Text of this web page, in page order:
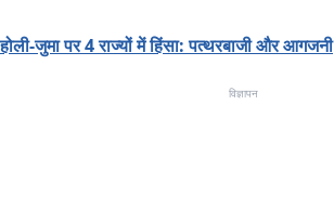
होली-जुमा पर 4 राज्यों में हिंसा: पत्थरबाजी और आगजनी
विज्ञापन